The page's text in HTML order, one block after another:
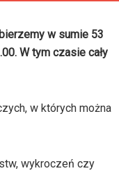
w sumie 53
W tym czasie cały
w których można
wykroczeń czy